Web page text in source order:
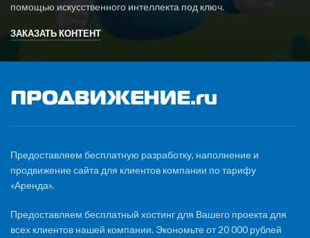
помощью искусственного интеллекта под ключ.
ЗАКАЗАТЬ КОНТЕНТ
Предоставляем бесплатную разработку, наполнение и
продвижение сайта для клиентов компании по тарифу
«Аренда».
Предоставляем бесплатный хостинг для Вашего проекта для
всех клиентов нашей компании. Экономьте от 20 000 рублей